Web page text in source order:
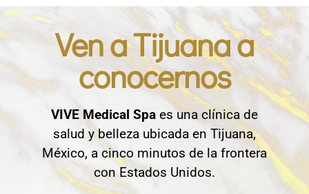
Ven a Tijuana a
conocernos
VIVE Medical Spa es una clínica de
salud y belleza ubicada en Tijuana,
México, a cinco minutos de la frontera
con Estados Unidos.